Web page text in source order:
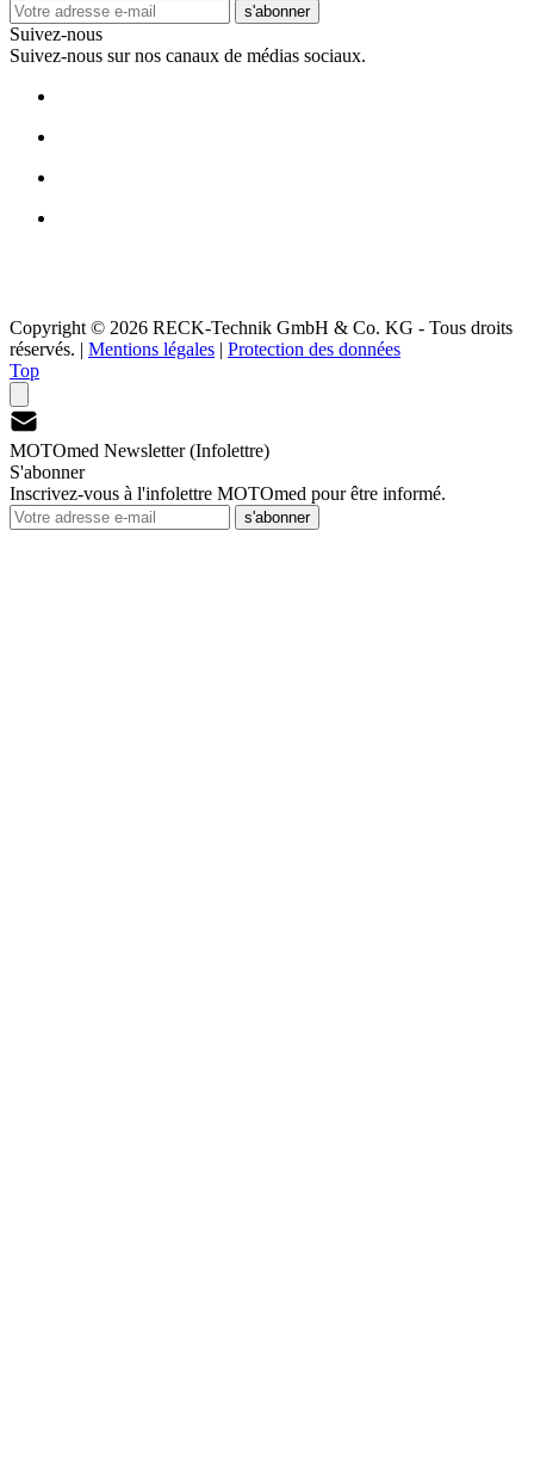
s'abonner
Suivez-nous
Suivez-nous sur nos canaux de médias sociaux.
Copyright © 2026 RECK-Technik GmbH & Co. KG - Tous droits
réservés. | Mentions légales | Protection des données
Top
MOTOmed Newsletter (Infolettre)
S'abonner
Inscrivez-vous à l'infolettre MOTOmed pour être informé.
s'abonner